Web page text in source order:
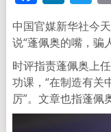
中国官媒新华社今
说“蓬佩奥的嘴，骗
时评指责蓬佩奥上
功课，“在制造有关
厉”。文章也指蓬佩